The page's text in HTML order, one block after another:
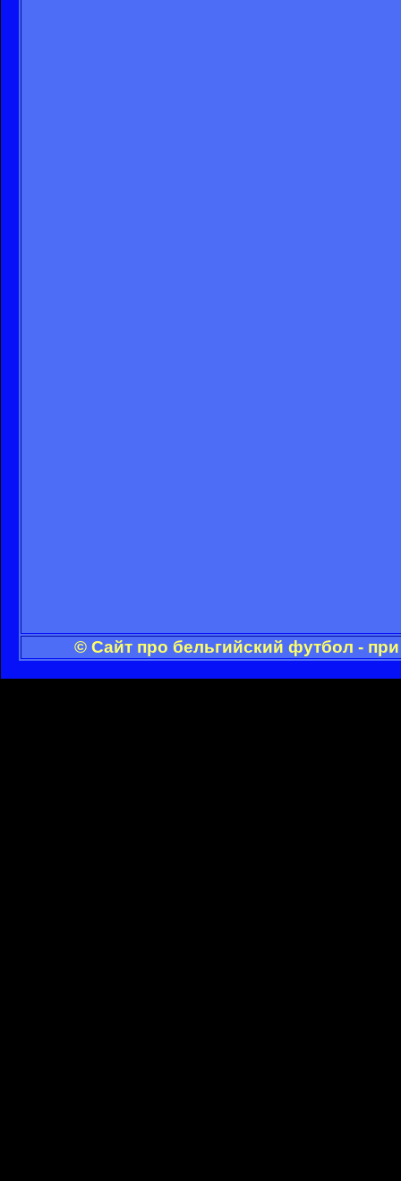
© Сайт про бельгийский футбол -